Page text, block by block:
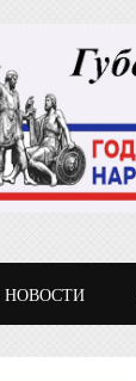
НОВОСТИ